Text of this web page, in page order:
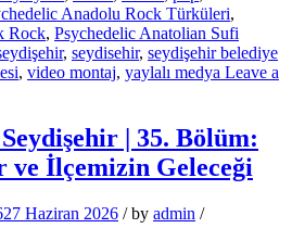
Anadolu Rock Türküleri,
Rock, Psychedelic Anatolian Sufi
, seydisehir, seydişehir belediye
, video montaj, yaylalı medya Leave a
| 35. Bölüm:
İlçemizin Geleceği
27 Haziran 2026 /by admin /